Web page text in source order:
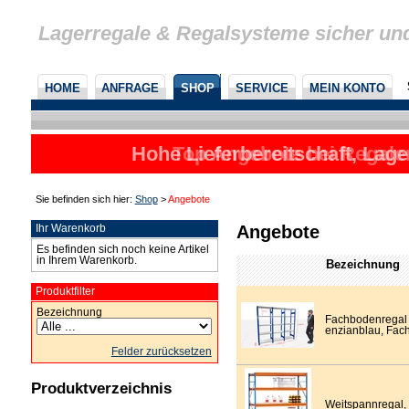
Lagerregale & Regalsysteme sicher
HOME ANFRAGE SHOP SERVICE MEIN KONTO
Top Angebote bei
Hohe Lieferbereitschaft,
Sie befinden sich hier: Shop>Angebote
Ihr Warenkorb
Es befinden sich noch keine Artikel
in Ihrem Warenkorb.
Produktfilter
Bezeichnung
Felder zurücksetzen
Produktverzeichnis
Angebote
Bezeichnung
enzianblau,
Weitspannregal,